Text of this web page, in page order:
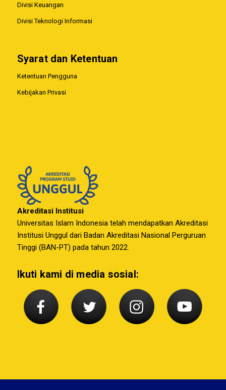
Divisi Keuangan
Divisi Teknologi Informasi
Syarat dan Ketentuan
Ketentuan Pengguna
Kebijakan Privasi
Akreditasi Institusi
Universitas Islam Indonesia telah mendapatkan Akreditasi
Institusi Unggul dari Badan Akreditasi Nasional Perguruan
Tinggi (BAN-PT) pada tahun 2022.
Ikuti kami di media sosial: